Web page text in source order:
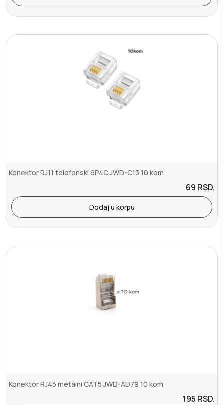
Konektor RJ11 telefonski 6P4C JWD-C13 10 kom
69 RSD.
Dodaj u korpu
Konektor RJ45 metalni CAT5 JWD-AD79 10 kom
195 RSD.